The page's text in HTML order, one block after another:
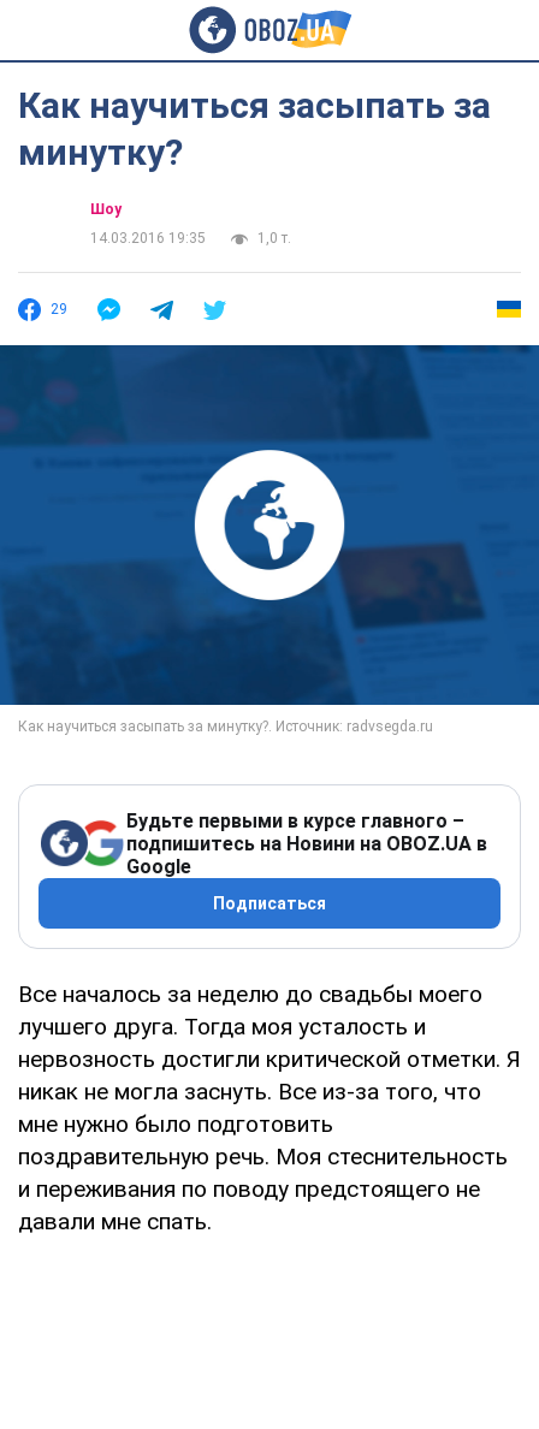
Как научиться засыпать за
минутку?
Шоу
14.03.2016 19:35
1,0 т.
29
Будьте первыми в курсе главного –
подпишитесь на Новини на OBOZ.UA в
Google
Подписаться
Все началось за неделю до свадьбы моего
лучшего друга. Тогда моя усталость и
нервозность достигли критической отметки. Я
никак не могла заснуть. Все из-за того, что
мне нужно было подготовить
поздравительную речь. Моя стеснительность
и переживания по поводу предстоящего не
давали мне спать.